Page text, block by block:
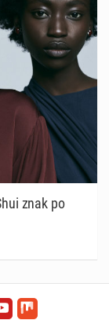
znak po